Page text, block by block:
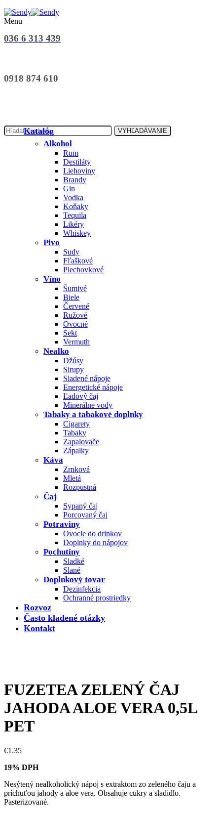
Menu
036 6 313 439
0918 874 610
VYHĽADÁVANIE
Katalóg
Alkohol
Rum
Destiláty
Liehoviny
Brandy
Gin
Vodka
Koňaky
Tequila
Likéry
Whiskey
Pivo
Sudy
Fľaškové
Plechovkové
Víno
Šumivé
Biele
Červené
Ružové
Ovocné
Sekt
Vermuth
Nealko
Džúsy
Sirupy
Sladené nápoje
Energetické nápoje
Ľadový čaj
Minerálne vody
Tabaky a tabakové doplnky
Cigarety
Tabaky
Zapalovače
Zápalky
Káva
Zrnková
Mletá
Rozpustná
Čaj
Sypaný čaj
Porcovaný čaj
Potraviny
Ovocie do drinkov
Doplnky do nápojov
Pochutiny
Sladké
Slané
Doplnkový tovar
Dezinfekcia
Ochranné prostriedky
Rozvoz
Často kladené otázky
Kontakt
FUZETEA ZELENÝ ČAJ
JAHODA ALOE VERA 0,5L
PET
€1.35
19% DPH
Nesýtený nealkoholický nápoj s extraktom zo zeleného čaju a
príchuťou jahody a aloe vera. Obsahuje cukry a sladidlo.
Pasterizované.